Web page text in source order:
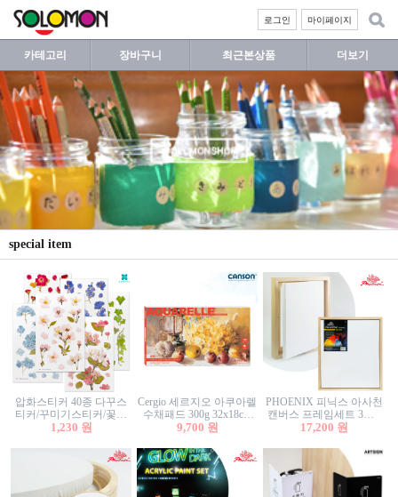
마이페이지
로그인
카테고리 장바구니 최근본상품 더보기
special item
압화스티커 40종 다꾸스
티커/꾸미기스티커/꽃스
티커/압화꽃책갈피/팬시
1,230 원
Cergio 세르지오 아쿠아렐
수채패드 300g 32x18cm
12매 1면제본
9,700 원
PHOENIX 피닉스 아사천
캔버스 프레임세트 3호F
27.3x22cm 캔버스와 올림
17,200 원